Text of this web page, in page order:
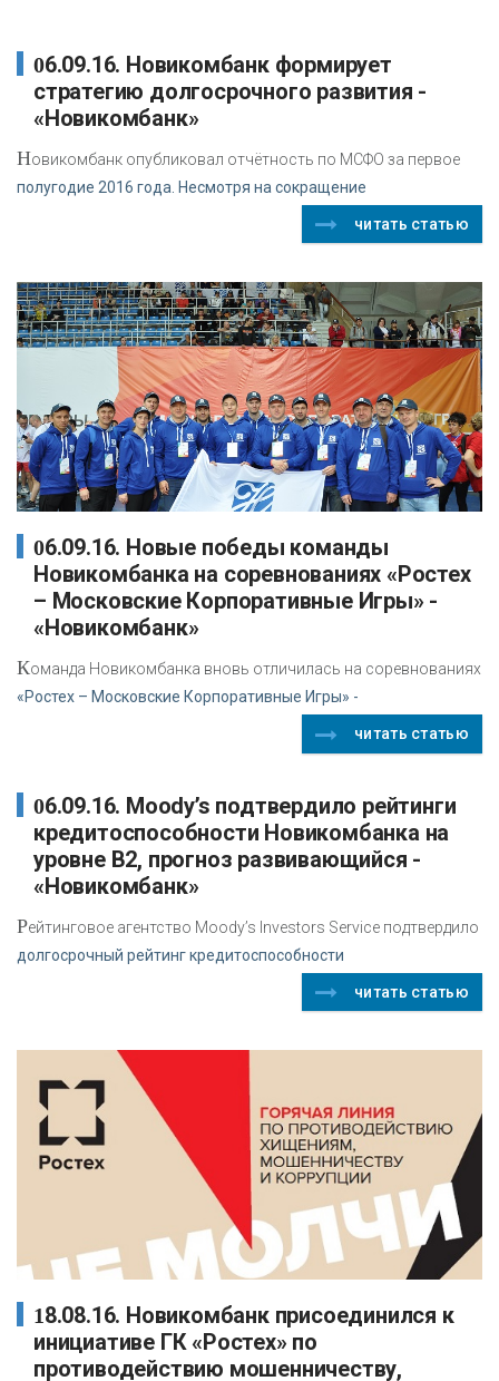
06.09.16. Новикомбанк формирует
стратегию долгосрочного развития -
«Новикомбанк»
Новикомбанк опубликовал отчётность по МСФО за первое
полугодие 2016 года. Несмотря на сокращение
читать статью
06.09.16. Новые победы команды
Новикомбанка на соревнованиях «Ростех
– Московские Корпоративные Игры» -
«Новикомбанк»
Команда Новикомбанка вновь отличилась на соревнованиях
«Ростех – Московские Корпоративные Игры» -
читать статью
06.09.16. Moody’s подтвердило рейтинги
кредитоспособности Новикомбанка на
уровне B2, прогноз развивающийся -
«Новикомбанк»
Рейтинговое агентство Moody’s Investors Service подтвердило
долгосрочный рейтинг кредитоспособности
читать статью
18.08.16. Новикомбанк присоединился к
инициативе ГК «Ростех» по
противодействию мошенничеству,